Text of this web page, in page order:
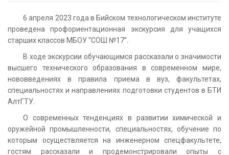
6 апреля 2023 года в Бийском технологическом институте
проведена профориентационная экскурсия для учащихся
старших классов МБОУ “СОШ №17”.
В ходе экскурсии обучающимся рассказали о значимости
высшего технического образования в современном мире,
нововведениях в правила приема в вуз, факультетах,
специальностях и направлениях подготовки студентов в БТИ
АлтГТУ.
О современных тенденциях в развитии химической и
оружейной промышленности, специальностях, обучение по
которым осуществляется на инженерном спецфакультете,
гостям рассказали и продемонстрировали опыты с